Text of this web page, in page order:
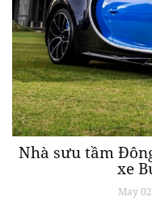
Nhà sưu tầm
xe
May